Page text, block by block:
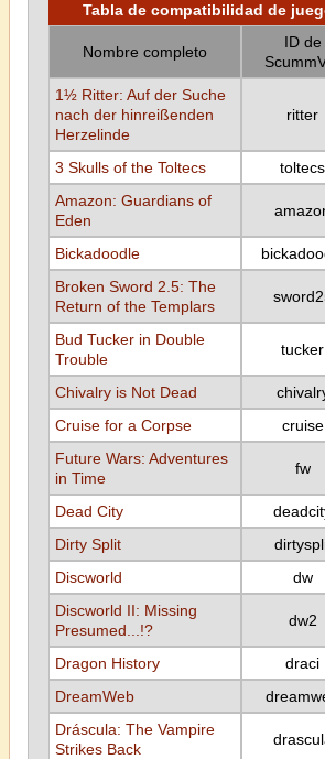
Tabla de compatibilidad de
Nombre completo
ID de
1½ Ritter: Auf der Suche
nach der hinreißenden
Herzelinde
ritter
3 Skulls of the Toltecs toltecs
Amazon: Guardians of
Eden
Bickadoodle
Broken Sword 2.5: The
Return of the Templars
Bud Tucker in Double
Trouble
tucker
Chivalry is Not Dead
Cruise for a Corpse
cruise
Future Wars: Adventures
in Time
fw
Dead City
Dirty Split
Discworld
dw
Discworld II: Missing
Presumed...!?
dw2
Dragon History draci
DreamWeb
Dráscula: The Vampire
Strikes Back